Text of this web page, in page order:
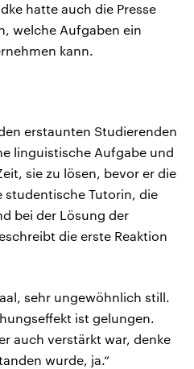
hatte auch die Presse
welche Aufgaben ein
kann.
erstaunten Studierenden
linguistische Aufgabe und
sie zu lösen, bevor er die
studentische Tutorin, die
bei der Lösung der
die erste Reaktion
sehr ungewöhnlich still.
ist gelungen.
auch verstärkt war, denke
wurde, ja.“